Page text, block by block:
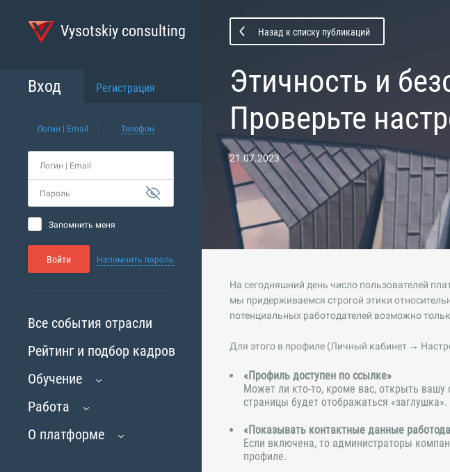
Vysotskiy consulting
Вход Регистрация
Логин | Email Телефон
Логин | Email
Пароль
Запомнить меня
Войти Напомнить пароль
Все события отрасли
Рейтинг и подбор кадров
Обучение
Работа
О платформе
Назад к списку публикаций
Этичность и
Проверьте
21.07.2023
На сегодняшний день число пользователей
мы придерживаемся строгой этики
потенциальных работодателей возможно
Для этого в профиле (Личный кабинет →
«Профиль доступен по ссылке»
Может ли кто-то, кроме вас, открыть
страницы будет отображаться «заглушка».
«Показывать контактные данные
Если включена, то администраторы
профиле.